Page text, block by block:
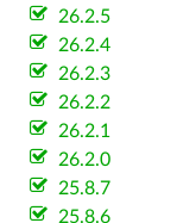
26.2.5
26.2.4
26.2.3
26.2.2
26.2.1
26.2.0
25.8.7
25.8.6